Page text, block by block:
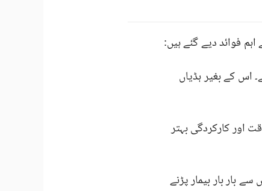
فوائد دیے گئے ہیں:
اس کے بغیر ہڈیاں
کارکردگی بہتر
بار بار بیمار پڑنے